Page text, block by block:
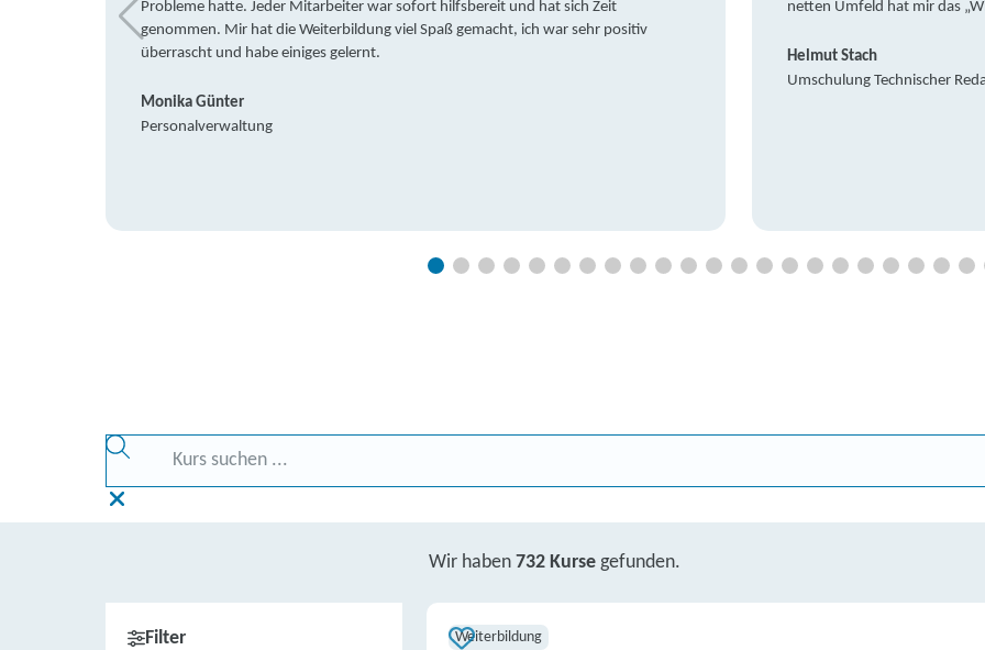
Probleme hatte. Jeder Mitarbeiter war sofort hilfsbereit und hat sich Zeit
genommen. Mir hat die Weiterbildung viel Spaß gemacht, ich war sehr positiv
überrascht und habe einiges gelernt.
Monika Günter
Personalverwaltung
netten Umfeld hat mir das
Helmut Stach
Umschulung Technischer
Wir haben 732 Kurse gefunden.
Filter Weiterbildung